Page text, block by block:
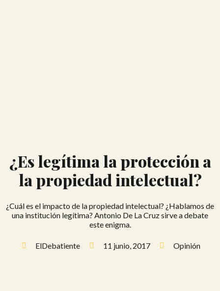
¿Es legítima la protección a
la propiedad intelectual?
¿Cuál es el impacto de la propiedad intelectual? ¿Hablamos de
una institución legítima? Antonio De La Cruz sirve a debate
este enigma.
ElDebatiente 11 junio, 2017 Opinión